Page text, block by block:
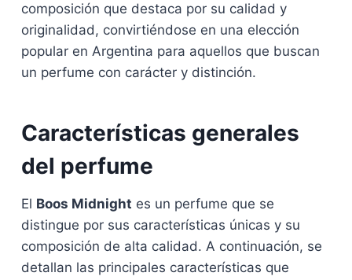
composición que destaca por su calidad y
originalidad, convirtiéndose en una elección
popular en Argentina para aquellos que buscan
un perfume con carácter y distinción.
Características generales
del perfume
El Boos Midnight es un perfume que se
distingue por sus características únicas y su
composición de alta calidad. A continuación, se
detallan las principales características que